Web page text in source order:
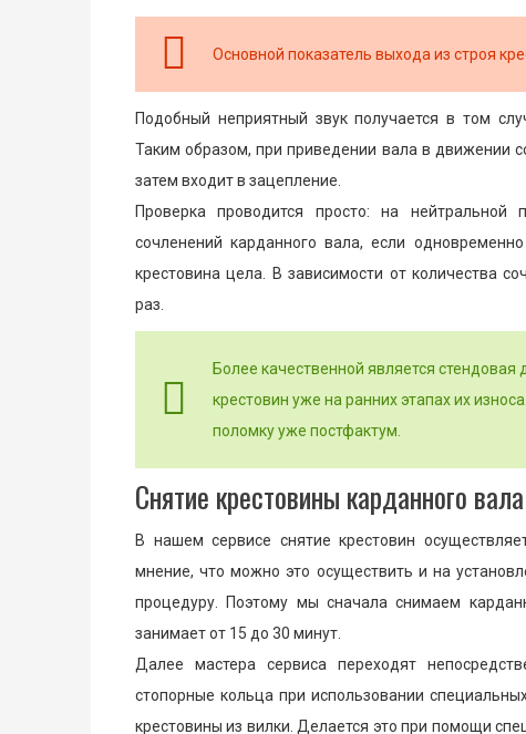
Основной показатель выхода из строя
Подобный неприятный звук получается в том
Таким образом, при приведении вала в движении
затем входит в зацепление.
Проверка проводится просто: на нейтральной
сочленений карданного вала, если
крестовина цела. В зависимости от количества
раз.
Более качественной является
крестовин уже на ранних этапах их
поломку уже постфактум.
Снятие крестовины карданного
В нашем сервисе снятие крестовин
мнение, что можно это осуществить и на
процедуру. Поэтому мы сначала снимаем
занимает от 15 до 30 минут.
Далее мастера сервиса переходят
стопорные кольца при использовании
крестовины из вилки. Делается это при помощи